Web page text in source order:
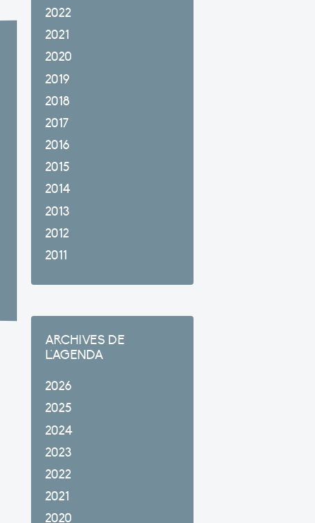
2022
2021
2020
2019
2018
2017
2016
2015
2014
2013
2012
2011
ARCHIVES DE
L'AGENDA
2026
2025
2024
2023
2022
2021
2020